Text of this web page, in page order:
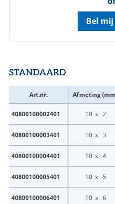
Bel
STANDAARD
Art.nr. Afmeting
40800100002401 10 x 2
40800100003401 10 x 3
40800100004401 10 x 4
40800100005401 10 x 5
40800100006401 10 x 6